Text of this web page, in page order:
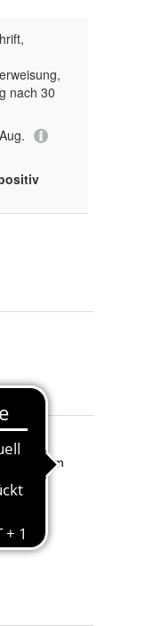
nach 30